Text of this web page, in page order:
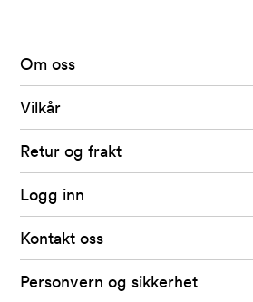
av
Fretex
Om oss
Vilkår
Retur og frakt
Logg inn
Kontakt oss
Personvern og sikkerhet